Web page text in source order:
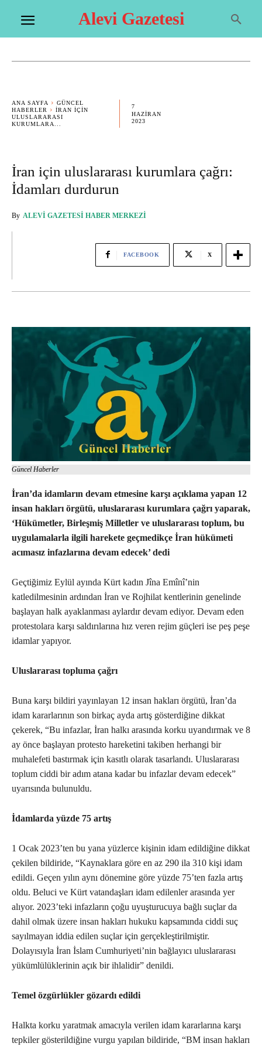
Alevi Gazetesi
ANA SAYFA
GÜNCEL
HABERLER
İRAN IÇIN
ULUSLARARASI
KURUMLARA...
7
HAZIRAN
2023
İran için uluslararası kurumlara çağrı:
İdamları durdurun
By ALEVI GAZETESI HABER MERKEZI
FACEBOOK X
Güncel Haberler
İran’da idamların devam etmesine karşı açıklama yapan 12
insan hakları örgütü, uluslararası kurumlara çağrı yaparak,
‘Hükümetler, Birleşmiş Milletler ve uluslararası toplum, bu
uygulamalarla ilgili harekete geçmedikçe İran hükümeti
acımasız infazlarına devam edecek’ dedi
Geçtiğimiz Eylül ayında Kürt kadın Jîna Emînî’nin
katledilmesinin ardından İran ve Rojhilat kentlerinin genelinde
başlayan halk ayaklanması aylardır devam ediyor. Devam eden
protestolara karşı saldırılarına hız veren rejim güçleri ise peş peşe
idamlar yapıyor.
Uluslararası topluma çağrı
Buna karşı bildiri yayınlayan 12 insan hakları örgütü, İran’da
idam kararlarının son birkaç ayda artış gösterdiğine dikkat
çekerek, “Bu infazlar, İran halkı arasında korku uyandırmak ve 8
ay önce başlayan protesto hareketini takiben herhangi bir
muhalefeti bastırmak için kasıtlı olarak tasarlandı. Uluslararası
toplum ciddi bir adım atana kadar bu infazlar devam edecek”
uyarısında bulunuldu.
İdamlarda yüzde 75 artış
1 Ocak 2023’ten bu yana yüzlerce kişinin idam edildiğine dikkat
çekilen bildiride, “Kaynaklara göre en az 290 ila 310 kişi idam
edildi. Geçen yılın aynı dönemine göre yüzde 75’ten fazla artış
oldu. Beluci ve Kürt vatandaşları idam edilenler arasında yer
alıyor. 2023’teki infazların çoğu uyuşturucuya bağlı suçlar da
dahil olmak üzere insan hakları hukuku kapsamında ciddi suç
sayılmayan iddia edilen suçlar için gerçekleştirilmiştir.
Dolayısıyla İran İslam Cumhuriyeti’nin bağlayıcı uluslararası
yükümlülüklerinin açık bir ihlalidir” denildi.
Temel özgürlükler gözardı edildi
Halkta korku yaratmak amacıyla verilen idam kararlarına karşı
tepkiler gösterildiğine vurgu yapılan bildiride, “BM insan hakları